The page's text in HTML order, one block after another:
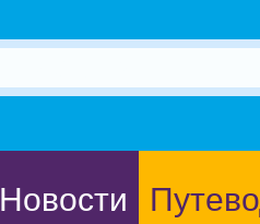
Новости